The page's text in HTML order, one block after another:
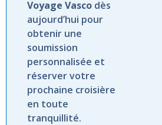
Voyage Vasco dès
aujourd’hui pour
obtenir une
soumission
personnalisée et
réserver votre
prochaine croisière
en toute
tranquillité.